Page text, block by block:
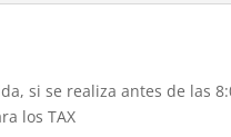
si se realiza antes de las
los TAX